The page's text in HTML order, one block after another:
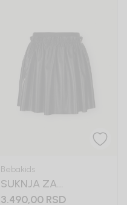
Bebakids
SUKNJA ZA
DEVOJČICE PETI
3.490,00 RSD